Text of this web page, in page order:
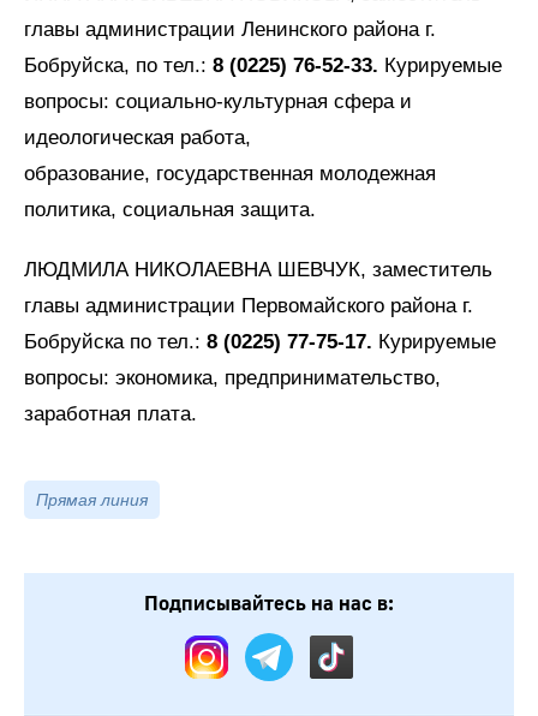
главы администрации Ленинского района г.
Бобруйска, по тел.: 8 (0225) 76-52-33. Курируемые
вопросы: социально-культурная сфера и
идеологическая работа,
образование, государственная молодежная
политика, социальная защита.
ЛЮДМИЛА НИКОЛАЕВНА ШЕВЧУК, заместитель
главы администрации Первомайского района г.
Бобруйска по тел.: 8 (0225) 77-75-17. Курируемые
вопросы: экономика, предпринимательство,
заработная плата.
Прямая линия
Подписывайтесь на нас в: